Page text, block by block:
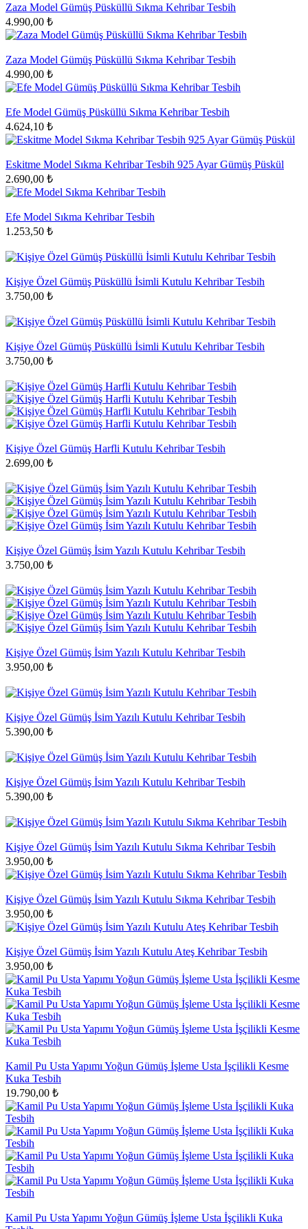
Zaza Model Gümüş Püsküllü Sıkma Kehribar Tesbih
4.990,00 ₺
Zaza Model Gümüş Püsküllü Sıkma Kehribar Tesbih
4.990,00 ₺
Efe Model Gümüş Püsküllü Sıkma Kehribar Tesbih
4.624,10 ₺
Eskitme Model Sıkma Kehribar Tesbih 925 Ayar Gümüş Püskül
2.690,00 ₺
Efe Model Sıkma Kehribar Tesbih
1.253,50 ₺
Kişiye Özel Gümüş Püsküllü İsimli Kutulu Kehribar Tesbih
3.750,00 ₺
Kişiye Özel Gümüş Püsküllü İsimli Kutulu Kehribar Tesbih
3.750,00 ₺
Kişiye Özel Gümüş Harfli Kutulu Kehribar Tesbih
2.699,00 ₺
Kişiye Özel Gümüş İsim Yazılı Kutulu Kehribar Tesbih
3.750,00 ₺
Kişiye Özel Gümüş İsim Yazılı Kutulu Kehribar Tesbih
3.950,00 ₺
Kişiye Özel Gümüş İsim Yazılı Kutulu Kehribar Tesbih
5.390,00 ₺
Kişiye Özel Gümüş İsim Yazılı Kutulu Kehribar Tesbih
5.390,00 ₺
Kişiye Özel Gümüş İsim Yazılı Kutulu Sıkma Kehribar Tesbih
3.950,00 ₺
Kişiye Özel Gümüş İsim Yazılı Kutulu Sıkma Kehribar Tesbih
3.950,00 ₺
Kişiye Özel Gümüş İsim Yazılı Kutulu Ateş Kehribar Tesbih
3.950,00 ₺
Kamil Pu Usta Yapımı Yoğun Gümüş İşleme Usta İşçilikli Kesme
Kuka Tesbih
19.790,00 ₺
Kamil Pu Usta Yapımı Yoğun Gümüş İşleme Usta İşçilikli Kuka